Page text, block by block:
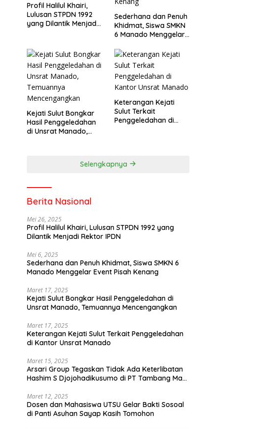
Profil Halilul Khairi,
Lulusan STPDN 1992
yang Dilantik Menjadi
Sederhana dan Penuh
Khidmat, Siswa SMKN
6 Manado Menggelar
Kejati Sulut Bongkar
Hasil Penggeledahan
di Unsrat Manado,
Keterangan Kejati
Sulut Terkait
Penggeledahan di
Selengkapnya
Berita Nasional
Mei 26, 2025
Profil Halilul Khairi, Lulusan STPDN 1992 yang
Dilantik Menjadi Rektor IPDN
Mei 6, 2025
Sederhana dan Penuh Khidmat, Siswa SMKN 6
Manado Menggelar Event Pisah Kenang
Maret 17, 2025
Kejati Sulut Bongkar Hasil Penggeledahan di
Unsrat Manado, Temuannya Mencengangkan
Maret 17, 2025
Keterangan Kejati Sulut Terkait Penggeledahan
di Kantor Unsrat Manado
Maret 15, 2025
Arsari Group Tegaskan Tidak Ada Keterlibatan
Hashim S Djojohadikusumo di PT Tambang Mas
Maret 12, 2025
Dosen dan Mahasiswa UTSU Gelar Bakti Sosoal
di Panti Asuhan Sayap Kasih Tomohon